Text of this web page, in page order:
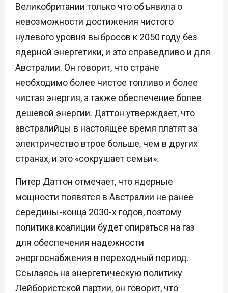
Великобритании только что объявила о
невозможности достижения чистого
нулевого уровня выбросов к 2050 году без
ядерной энергетики, и это справедливо и для
Австралии. Он говорит, что стране
необходимо более чистое топливо и более
чистая энергия, а также обеспечение более
дешевой энергии. Даттон утверждает, что
австралийцы в настоящее время платят за
электричество втрое больше, чем в других
странах, и это «сокрушает семьи».
Питер Даттон отмечает, что ядерные
мощности появятся в Австралии не ранее
середины-конца 2030-х годов, поэтому
политика коалиции будет опираться на газ
для обеспечения надежности
энергоснабжения в переходный период.
Ссылаясь на энергетическую политику
Лейбористской партии, он говорит, что